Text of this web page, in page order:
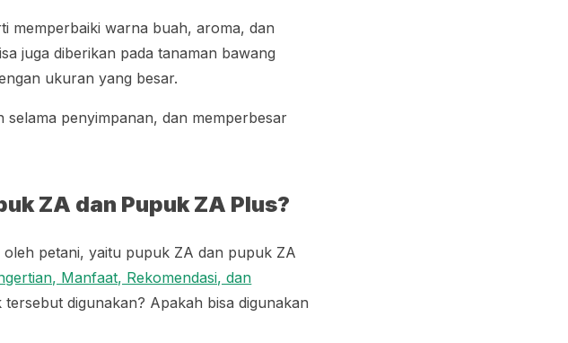
memperbaiki warna buah, aroma, dan
juga diberikan pada tanaman bawang
ukuran yang besar.
penyimpanan, dan memperbesar
ZA dan Pupuk ZA Plus?
petani, yaitu pupuk ZA dan pupuk ZA
Manfaat, Rekomendasi, dan
digunakan? Apakah bisa digunakan